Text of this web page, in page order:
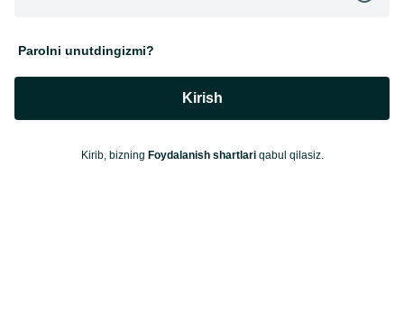
Parolni unutdingizmi?
Kirish
Kirib, bizning Foydalanish shartlariqabul qilasiz.